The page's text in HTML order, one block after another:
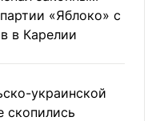
«Яблоко» с
в Карелии
украинской
скопились